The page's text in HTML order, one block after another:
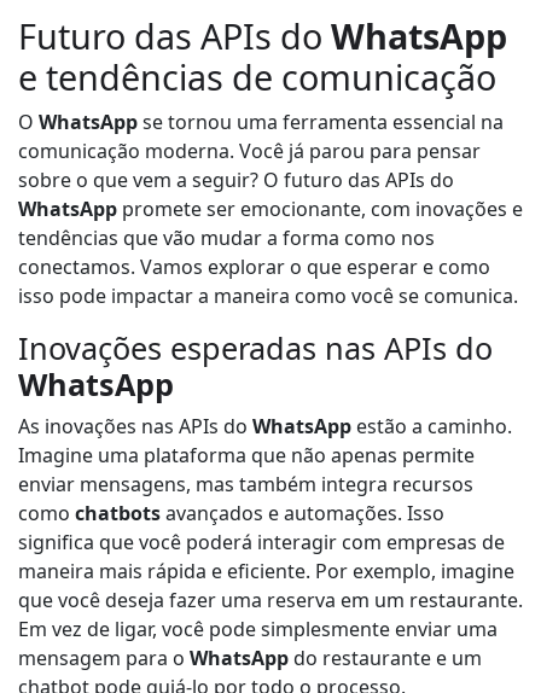
Futuro das APIs do WhatsApp
e tendências de comunicação
O WhatsAppse tornou uma ferramenta essencial na
comunicação moderna. Você já parou para pensar
sobre o que vem a seguir? O futuro das APIs do
WhatsApp promete ser emocionante, com inovações e
tendências que vão mudar a forma como nos
conectamos. Vamos explorar o que esperar e como
isso pode impactar a maneira como você se comunica.
Inovações esperadas nas APIs do
WhatsApp
As inovações nas APIs do WhatsApp estão a caminho.
Imagine uma plataforma que não apenas permite
enviar mensagens, mas também integra recursos
como chatbotsavançados e automações. Isso
significa que você poderá interagir com empresas de
maneira mais rápida e eficiente. Por exemplo, imagine
que você deseja fazer uma reserva em um restaurante.
Em vez de ligar, você pode simplesmente enviar uma
mensagem para o WhatsAppdo restaurante e um
chatbot pode guiá-lo por todo o processo.